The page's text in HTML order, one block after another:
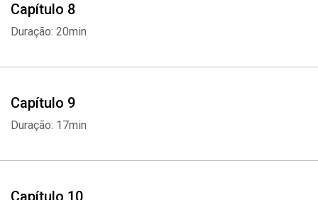
Capítulo 8
Duração: 20min
Capítulo 9
Duração: 17min
Capítulo 10